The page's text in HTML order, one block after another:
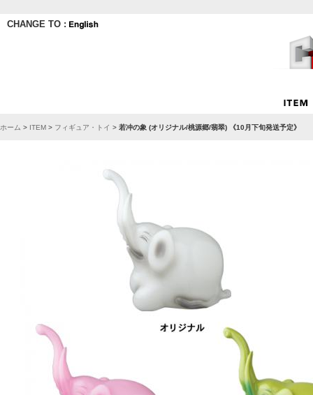
CHANGE TO :
ホーム > ITEM > フィギュア・トイ > 若冲の象 (オリジナル/桃源郷/翡翠) 《10月下旬発送予定》